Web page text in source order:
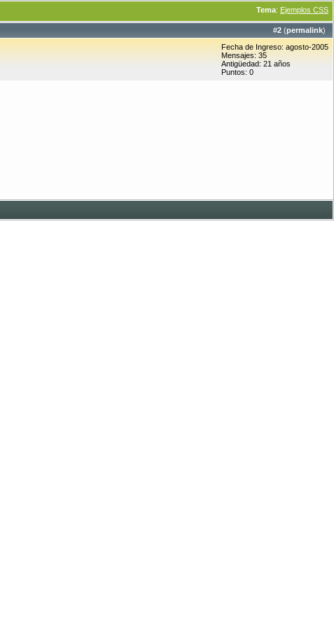
Tema: Ejemplos CSS
#2 (permalink)
Fecha de Ingreso: agosto-2005
Mensajes: 35
Antigüedad: 21 años
Puntos: 0